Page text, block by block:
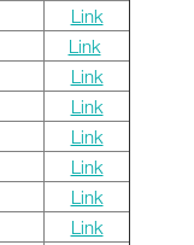
Link
Link
Link
Link
Link
Link
Link
Link